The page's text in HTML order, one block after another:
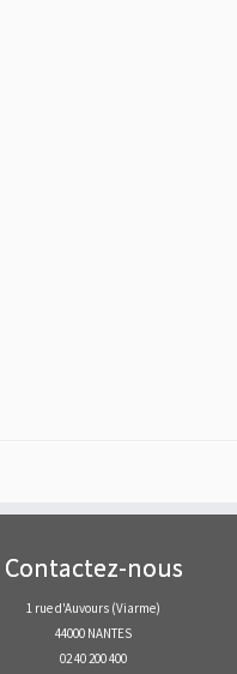
Contactez-nous
1 rue d'Auvours (Viarme)
44000 NANTES
02 40 200 400